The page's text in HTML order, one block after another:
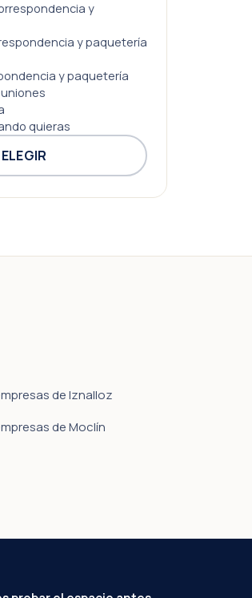
y
y paquetería
y paquetería
quieras
ELEGIR
de Iznalloz
de Moclín